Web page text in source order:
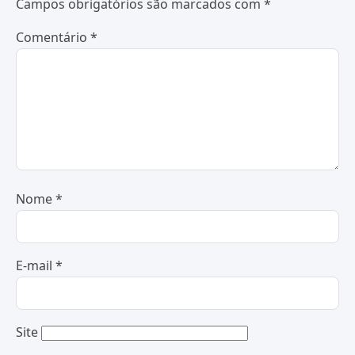
Campos obrigatórios são marcados com *
Comentário *
Nome*
E-mail *
Site